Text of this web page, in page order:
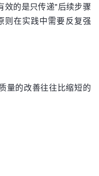
效的是只传递"后续步骤
则在实践中需要反复强
量的改善往往比缩短的